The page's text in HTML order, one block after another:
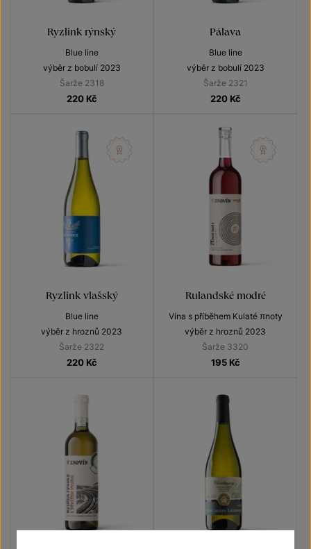
Ryzlink rýnský
Blue line
výběr z bobulí 2023
Šarže 2318
220 Kč
Pálava
Blue line
výběr z bobulí 2023
Šarže 2321
220 Kč
Ryzlink vlašský
Blue line
výběr z hroznů 2023
Šarže 2322
220 Kč
Rulandské modré
Vína s příběhem Kulaté πnoty
výběr z hroznů 2023
Šarže 3320
195 Kč